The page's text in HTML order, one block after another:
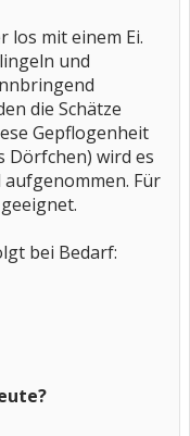
los mit einem Ei.
und
die Schätze
Gepflogenheit
Dörfchen) wird es
Für
bei Bedarf: